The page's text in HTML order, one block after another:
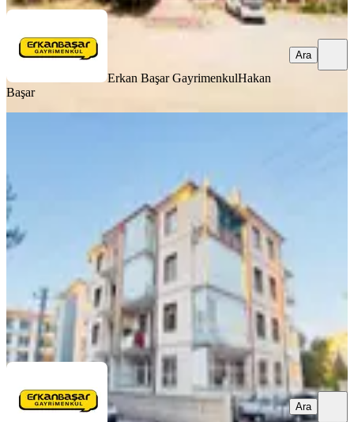
Erkan Başar GayrimenkulHakan
Başar
Ara
Selçuklu, Akşemsettin Mahallesi
150 m²·3. Kat 06.08.2026
4.750.000 ₺
Erkan Başar Gayrimenkul Hakan Başar
Ara
Ara